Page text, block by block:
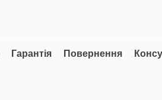
Гарантія Повернення